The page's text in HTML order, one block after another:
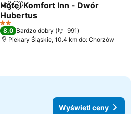
Udostępnij
Dodaj do ulubionych
Hotel Komfort Inn - Dwór
Hubertus
Wyświetl ceny
2 Kategoria
8,0 Bardzo dobry
991
Piekary Śląskie, 10.4 km do: Chorzów
Wyświetl ceny